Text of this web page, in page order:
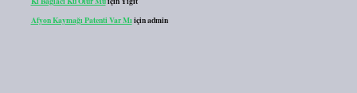
Afyon Kaymağı Patenti Var Mı içinadmin